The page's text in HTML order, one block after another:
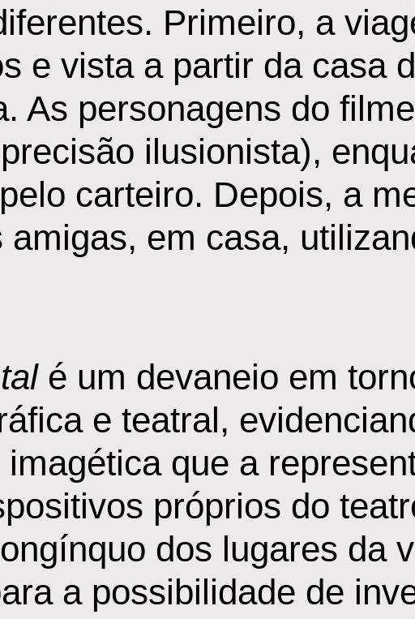
Primeiro, a
e vista a partir da casa
As personagens do
ilusionista),
carteiro. Depois, a
amigas, em casa,
é um devaneio em
e teatral,
que a
próprios do
dos lugares da
a possibilidade de